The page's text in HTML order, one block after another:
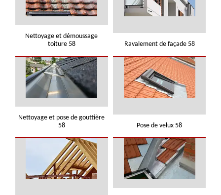
Nettoyage et démoussage
toiture 58
Ravalement de façade 58
Nettoyage et pose de gouttière
58
Pose de velux 58